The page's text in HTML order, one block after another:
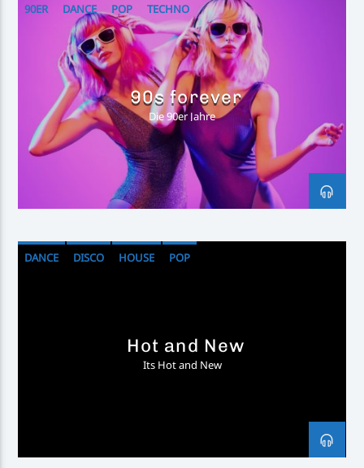
90ER DANCE POP TECHNO
90s forever
Die 90er Jahre
DANCE DISCO HOUSE POP
Hot and New
Its Hot and New